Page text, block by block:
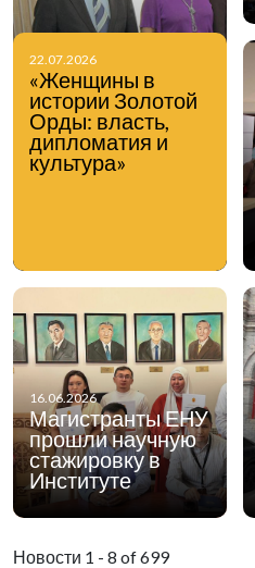
22.07.2026
«Женщины в
истории Золотой
Орды: власть,
дипломатия и
культура»
16.06.2026
Магистранты ЕНУ
прошли научную
стажировку в
Институте
Новости 1 - 8 of 699